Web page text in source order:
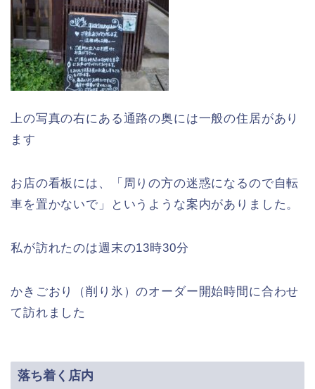
上の写真の右にある通路の奥には一般の住居があり
ます
お店の看板には、「周りの方の迷惑になるので自転
車を置かないで」というような案内がありました。
私が訪れたのは週末の13時30分
かきごおり（削り氷）のオーダー開始時間に合わせ
て訪れました
落ち着く店内